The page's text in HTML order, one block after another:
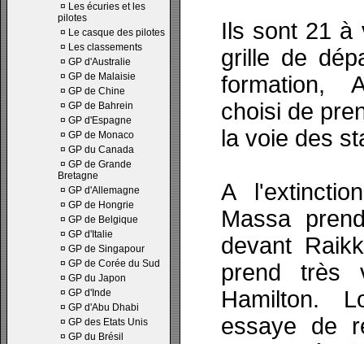
¤ Les écuries et les
pilotes
¤ Le casque des pilotes
¤ Les classements
¤ GP d'Australie
¤ GP de Malaisie
¤ GP de Chine
¤ GP de Bahrein
¤ GP d'Espagne
¤ GP de Monaco
¤ GP du Canada
¤ GP de Grande
Bretagne
¤ GP d'Allemagne
¤ GP de Hongrie
¤ GP de Belgique
¤ GP d'Italie
¤ GP de Singapour
¤ GP de Corée du Sud
¤ GP du Japon
¤ GP d'Inde
¤ GP d'Abu Dhabi
¤ GP des Etats Unis
¤ GP du Brésil
Ils sont 21 à
grille de
formation,
choisi de
la voie des
A
Massa
devant
prend très
Hamilton.
essaye de